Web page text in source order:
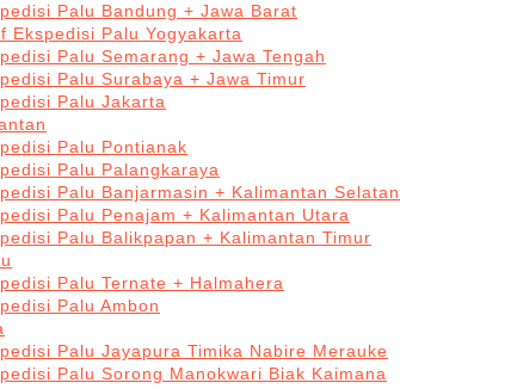
Palu Bandung + Jawa Barat
Ekspedisi Palu Yogyakarta
Palu Semarang + Jawa Tengah
Palu Surabaya + Jawa Timur
Palu Jakarta
Palu Pontianak
Palu Palangkaraya
Palu Banjarmasin + Kalimantan Selatan
Palu Penajam + Kalimantan Utara
Palu Balikpapan + Kalimantan Timur
Palu Ternate + Halmahera
Palu Ambon
Palu Jayapura Timika Nabire Merauke
Palu Sorong Manokwari Biak Kaimana